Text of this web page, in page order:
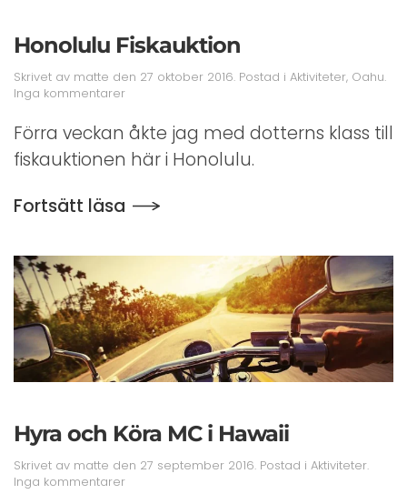
Honolulu Fiskauktion
Skrivet av matte den 27 oktober 2016. Postad i Aktiviteter, Oahu.
Inga kommentarertill
Fiskauktion
Förra veckan åkte jag med dotterns klass till
fiskauktionen här i Honolulu.
Fortsätt läsa
Hyra och Köra MC i Hawaii
Skrivet av matte den 27 september 2016. Postad i Aktiviteter.
Inga kommentarertill